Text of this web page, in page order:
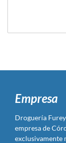
Empresa
Droguería Furey
empresa de
exclusivamente